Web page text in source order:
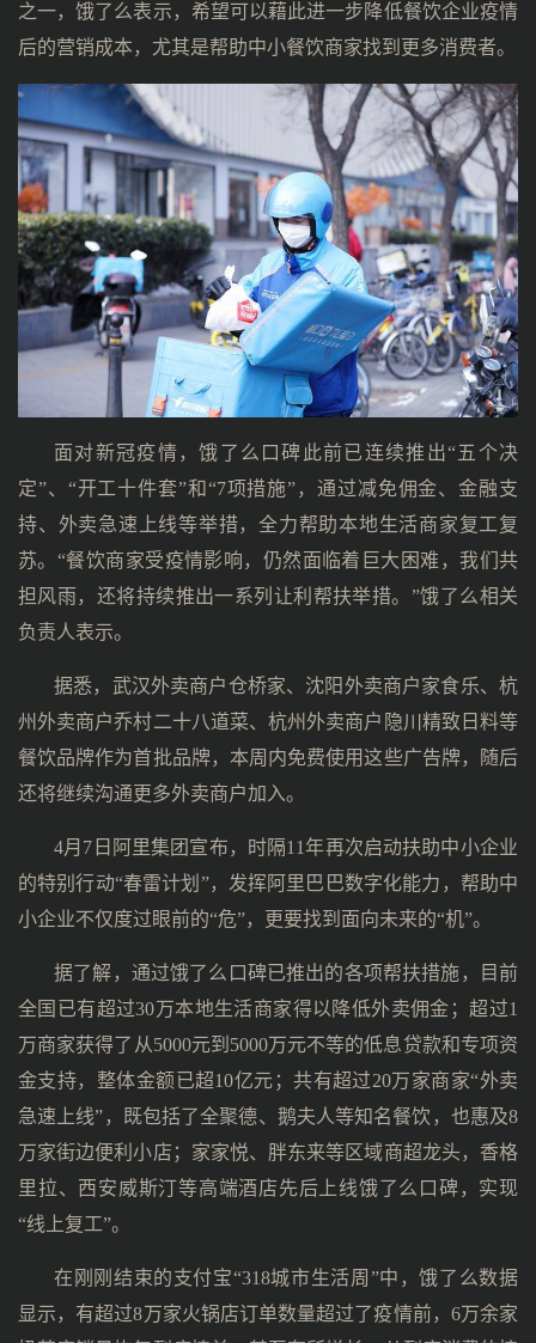
之一，饿了么表示，希望可以藉此进一步降低餐饮企业疫情
后的营销成本，尤其是帮助中小餐饮商家找到更多消费者。
面对新冠疫情，饿了么口碑此前已连续推出“五个决
定”、“开工十件套”和“7项措施”，通过减免佣金、金融支
持、外卖急速上线等举措，全力帮助本地生活商家复工复
苏。“餐饮商家受疫情影响，仍然面临着巨大困难，我们共
担风雨，还将持续推出一系列让利帮扶举措。”饿了么相关
负责人表示。
据悉，武汉外卖商户仓桥家、沈阳外卖商户家食乐、杭
州外卖商户乔村二十八道菜、杭州外卖商户隐川精致日料等
餐饮品牌作为首批品牌，本周内免费使用这些广告牌，随后
还将继续沟通更多外卖商户加入。
4月7日阿里集团宣布，时隔11年再次启动扶助中小企业
的特别行动“春雷计划”，发挥阿里巴巴数字化能力，帮助中
小企业不仅度过眼前的“危”，更要找到面向未来的“机”。
据了解，通过饿了么口碑已推出的各项帮扶措施，目前
全国已有超过30万本地生活商家得以降低外卖佣金；超过1
万商家获得了从5000元到5000万元不等的低息贷款和专项资
金支持，整体金额已超10亿元；共有超过20万家商家“外卖
急速上线”，既包括了全聚德、鹅夫人等知名餐饮，也惠及8
万家街边便利小店；家家悦、胖东来等区域商超龙头，香格
里拉、西安威斯汀等高端酒店先后上线饿了么口碑，实现
“线上复工”。
在刚刚结束的支付宝“318城市生活周”中，饿了么数据
显示，有超过8万家火锅店订单数量超过了疫情前，6万余家